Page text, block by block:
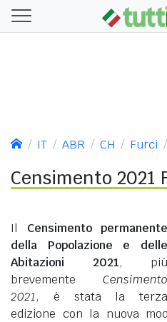
IT ABR CH Furci
Censimento 2021
Il Censimento permanente
della Popolazione e delle
Abitazioni 2021, più
brevemente Censimento
2021, è stata la terza
edizione con la nuova